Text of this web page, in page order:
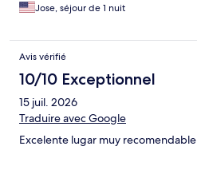
Jose, séjour de 1 nuit
Avis vérifié
10/10 Exceptionnel
15 juil. 2026
Traduire avec Google
Excelente lugar muy recomendable